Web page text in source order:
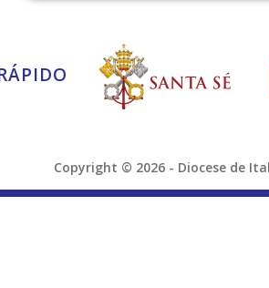
Copyright © 2026 - Diocese